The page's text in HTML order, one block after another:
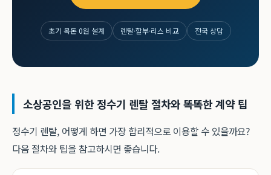
초기 목돈 0원 설계 렌탈·할부·리스 비교 전국 상담
소상공인을 위한 정수기 렌탈 절차와 똑똑한 계약 팁
정수기 렌탈, 어떻게 하면 가장 합리적으로 이용할 수 있을까요?
다음 절차와 팁을 참고하시면 좋습니다.